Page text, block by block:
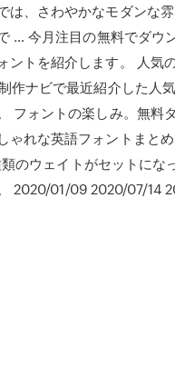
は、さわやかなモダンな
… 今月注目の無料でダウ
ントを紹介します。 人気
作ナビで最近紹介した人
フォントの楽しみ。無料
ゃれな英語フォントまと
のウェイトがセットにな
2020/01/09 2020/07/14